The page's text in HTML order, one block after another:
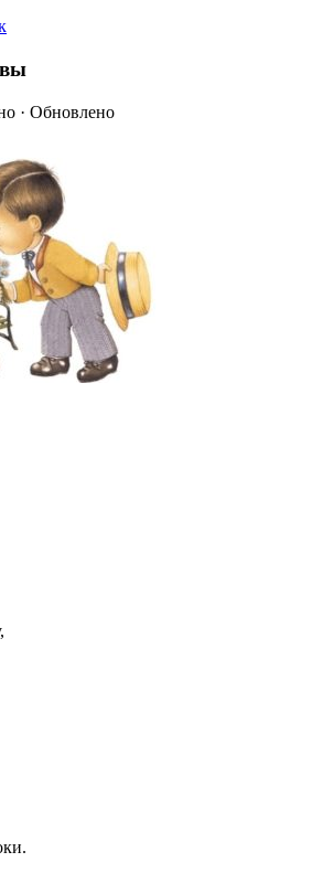
· Обновлено